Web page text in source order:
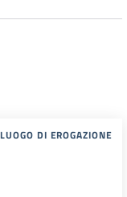
LUOGO DI EROGAZIONE